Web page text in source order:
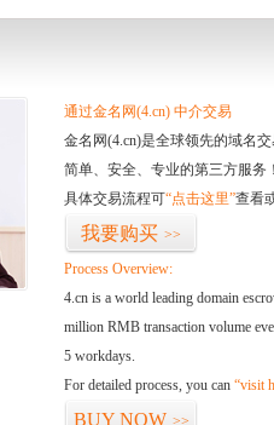
通过金名网(4.cn) 中介交易
金名网(4.cn)是全球领先的域名
简单、安全、专业的第三方服务
具体交易流程可“点击这里”查看
我要购买 >>
Process Overview:
4.cn is a world leading domain
million RMB transaction volume
5 workdays.
For detailed process, you can “visit
BUY NOW >>